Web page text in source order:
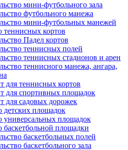
мини-футбольного зала
футбольного манежа
мини-футбольных манежей
теннисных кортов
Падел кортов
теннисных полей
теннисных стадионов и арен
теннисного манежа, ангара,
для теннисных кортов
для спортивных площадок
для садовых дорожек
детских площадок
универсальных площадок
баскетбольной площадки
баскетбольных полей
баскетбольного зала